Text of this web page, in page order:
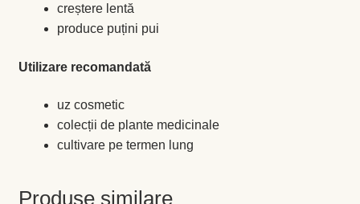
creștere lentă
produce puțini pui
Utilizare recomandată
uz cosmetic
colecții de plante medicinale
cultivare pe termen lung
Produse similare